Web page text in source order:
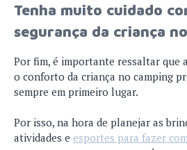
Tenha muito cuidado
segurança da criança
Por fim, é importante ressaltar que
o conforto da criança no camping
sempre em primeiro lugar.
Por isso, na hora de planejar as
atividades e esportes para fazer